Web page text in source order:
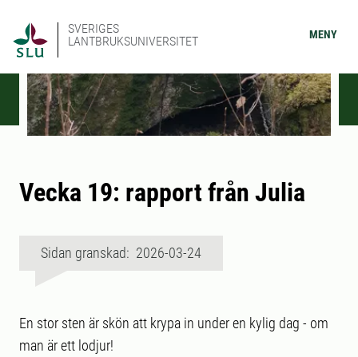
SVERIGES
LANTBRUKSUNIVERSITET
MENY
Vecka 19: rapport från Julia
Sidan granskad: 2026-03-24
En stor sten är skön att krypa in under en kylig dag - om
man är ett lodjur!